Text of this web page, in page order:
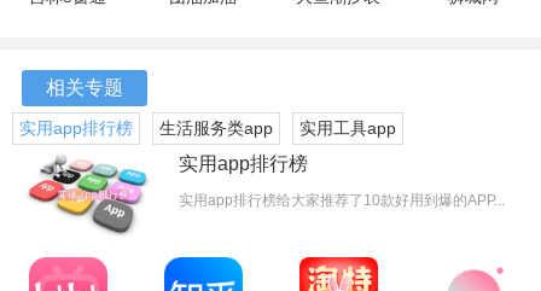
APP亮点
1、通过海量品牌和品类的丰富随机搭配，用户可以体验盲盒
相关专题
实用app排行榜 生活服务类app 实用工具app
实用app排行榜
实用app排行榜给大家推荐了10款好用到爆的APP...